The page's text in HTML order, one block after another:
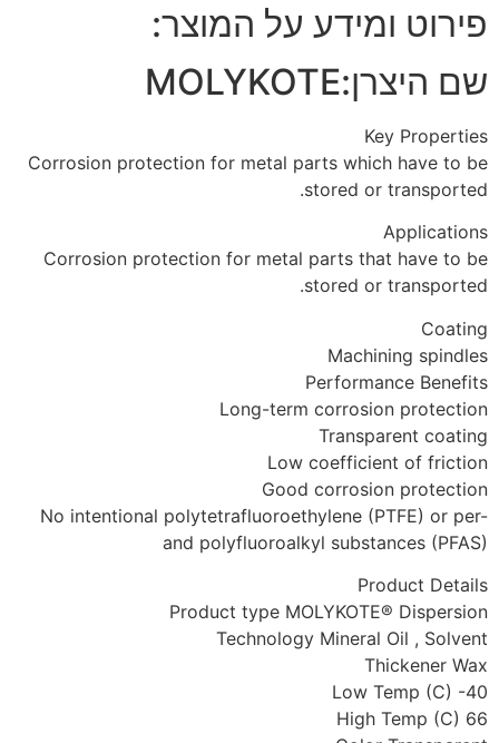
פירוט ומידע על המוצר:
שם היצרן:MOLYKOTE
Key Properties
Corrosion protection for metal parts which have to be
stored or transported.
Applications
Corrosion protection for metal parts that have to be
stored or transported.
Coating
Machining spindles
Performance Benefits
Long-term corrosion protection
Transparent coating
Low coefficient of friction
Good corrosion protection
No intentional polytetrafluoroethylene (PTFE) or per-
and polyfluoroalkyl substances (PFAS)
Product Details
Product type MOLYKOTE® Dispersion
Technology Mineral Oil , Solvent
Thickener Wax
Low Temp (C) -40
High Temp (C) 66